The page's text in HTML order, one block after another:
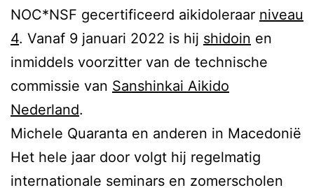
NOC*NSF gecertificeerd aikidoleraar niveau
4. Vanaf 9 januari 2022 is hij shidoin en
inmiddels voorzitter van de technische
commissie van Sanshinkai Aikido
Nederland.
Michele Quaranta en anderen in Macedonië
Het hele jaar door volgt hij regelmatig
internationale seminars en zomerscholen